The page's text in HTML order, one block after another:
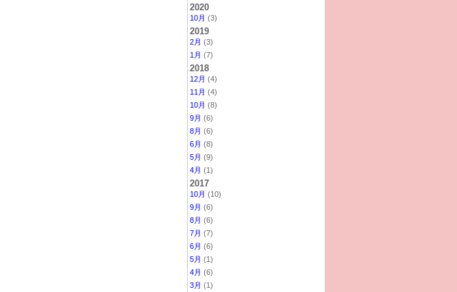
2020
10月 (3)
2019
2月 (3)
1月 (7)
2018
12月 (4)
11月 (4)
10月 (8)
9月 (6)
8月 (6)
6月 (8)
5月 (9)
4月 (1)
2017
10月 (10)
9月 (6)
8月 (6)
7月 (7)
6月 (6)
5月 (1)
4月 (6)
3月 (1)